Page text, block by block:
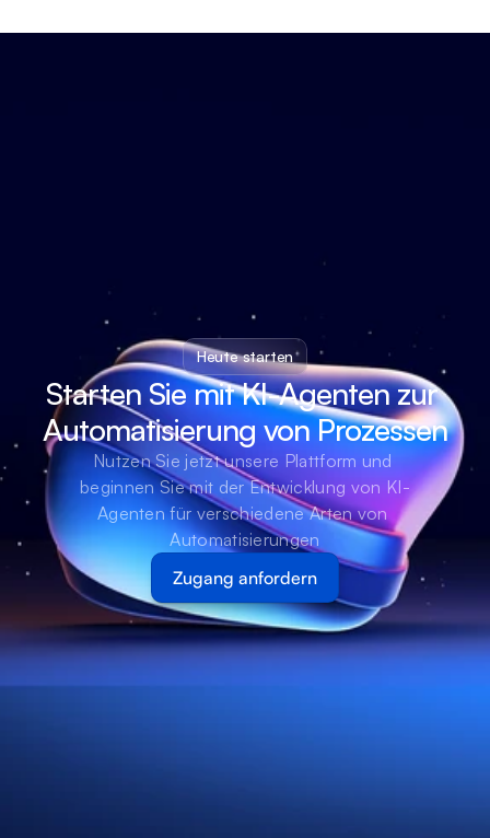
Heute starten
Starten Sie mit KI-Agenten zur
Automatisierung von Prozessen
Nutzen Sie jetzt unsere Plattform und
beginnen Sie mit der Entwicklung von KI-
Agenten für verschiedene Arten von
Automatisierungen
Zugang anfordern